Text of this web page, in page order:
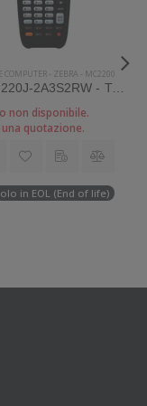
COMPUTER - ZEBRA - MC2200
KT-MC220J-2A3S2RW - Terminale Zebra palmare modello MC2200
non disponibile.
una quotazione.
in EOL (End of life)